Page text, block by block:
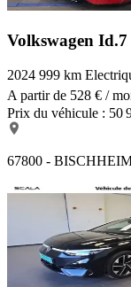
Volkswagen
2024 999 km
A partir de 528 € /
Prix du véhicule : 50
67800 -